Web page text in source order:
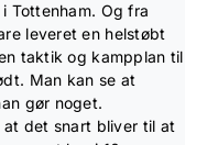
Tottenham. Og fra
leveret en helstøbt
taktik og kampplan til
Man kan se at
gør noget.
det snart bliver til at